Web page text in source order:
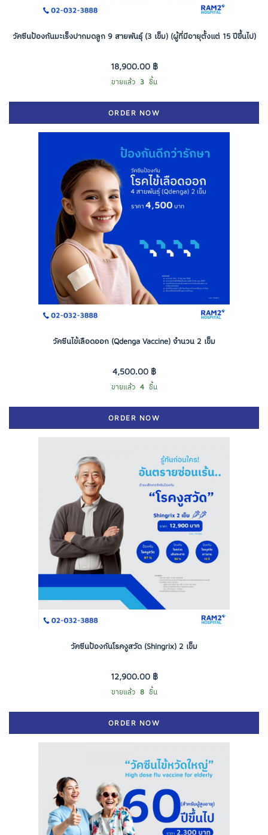
วัคซีนป้องกันมะเร็งปากมดลูก 9 สายพันธุ์ (3 เข็ม) (ผู้ที่มีอายุตั้งแต่ 15 ปีขึ้นไป)
18,900.00 ฿
ขายแล้ว 3 ชิ้น
ORDER NOW
วัคซีนไข้เลือดออก (Qdenga Vaccine) จำนวน 2 เข็ม
4,500.00 ฿
ขายแล้ว 4 ชิ้น
ORDER NOW
วัคซีนป้องกันโรคงูสวัด (Shingrix) 2 เข็ม
12,900.00 ฿
ขายแล้ว 8 ชิ้น
ORDER NOW